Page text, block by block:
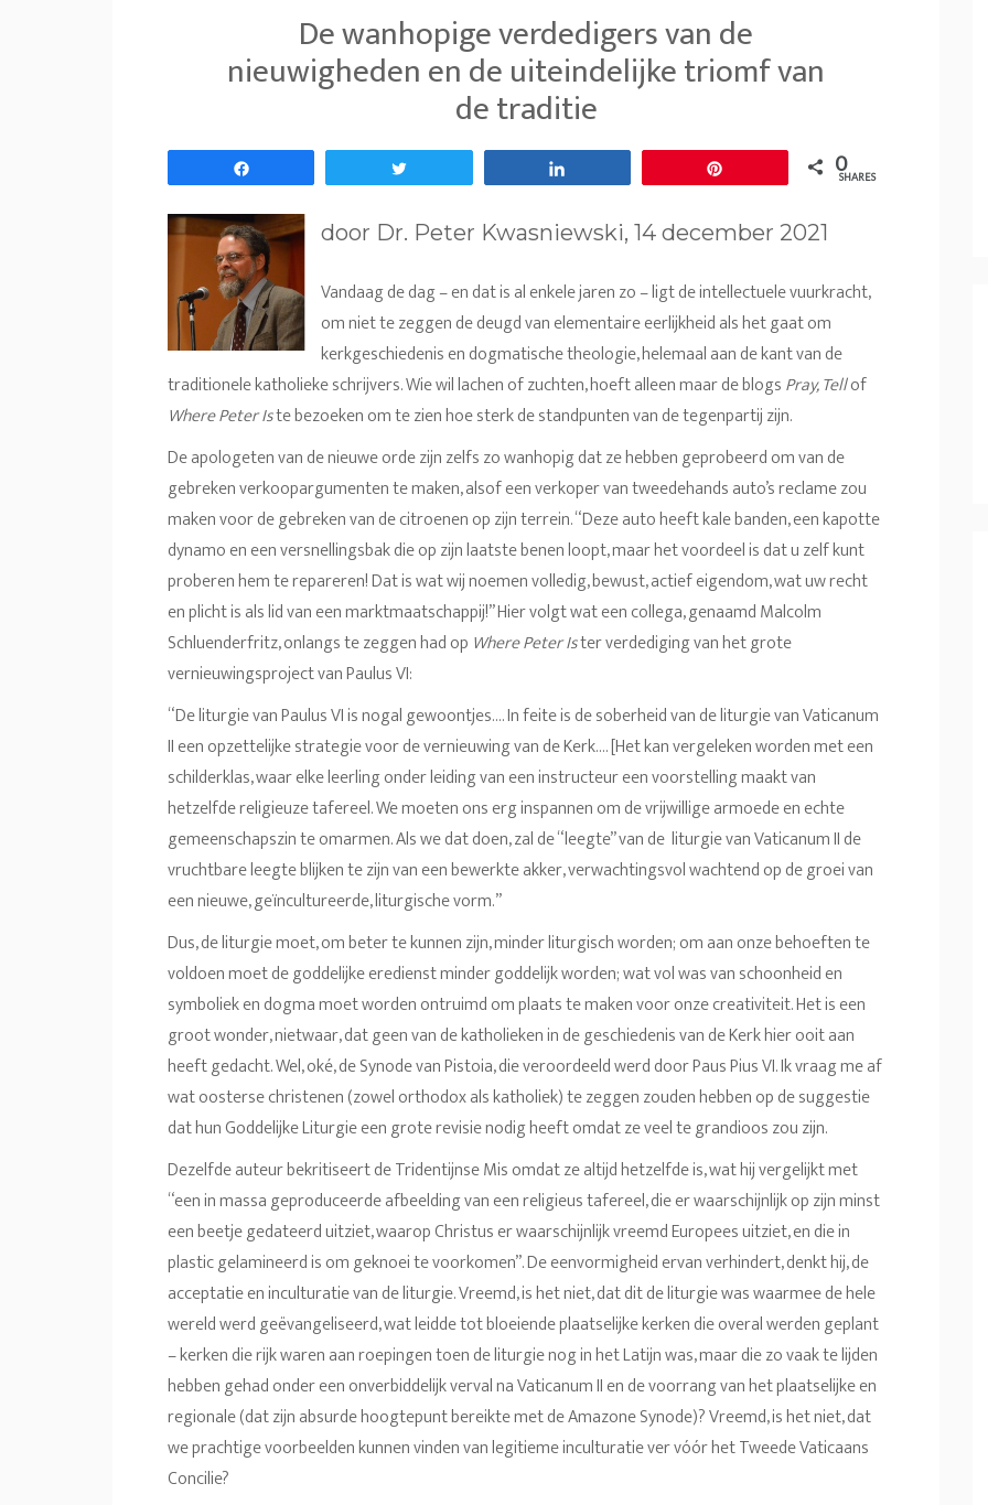
De wanhopige verdedigers van de
nieuwigheden en de uiteindelijke triomf van
de traditie
0
SHARES
door Dr. Peter Kwasniewski, 14 december 2021
Vandaag de dag – en dat is al enkele jaren zo – ligt de intellectuele vuurkracht,
om niet te zeggen de deugd van elementaire eerlijkheid als het gaat om
kerkgeschiedenis en dogmatische theologie, helemaal aan de kant van de
traditionele katholieke schrijvers. Wie wil lachen of zuchten, hoeft alleen maar de blogsPray, Tellof
Where PeterIste bezoeken om te zien hoe sterk de standpunten van de tegenpartij zijn.
De apologeten van de nieuwe orde zijn zelfs zo wanhopig dat ze hebben geprobeerd om van de
gebreken verkoopargumenten te maken, alsof een verkoper van tweedehands auto’s reclame zou
maken voor de gebreken van de citroenen op zijn terrein. “Deze auto heeft kale banden, een kapotte
dynamo en een versnellingsbak die op zijn laatste benen loopt, maar het voordeel is dat u zelf kunt
proberen hem te repareren! Dat is wat wij noemen volledig, bewust, actief eigendom, wat uw recht
en plicht is als lid van een marktmaatschappij!” Hier volgt wat een collega, genaamd Malcolm
Schluenderfritz, onlangs te zeggen had op Where Peter Ister verdediging van het grote
vernieuwingsproject van Paulus VI:
“De liturgie van Paulus VI is nogal gewoontjes…. In feite is de soberheid van de liturgie van Vaticanum
II een opzettelijke strategie voor de vernieuwing van de Kerk…. [Het kan vergeleken worden met een
schilderklas, waar elke leerling onder leiding van een instructeur een voorstelling maakt van
hetzelfde religieuze tafereel. We moeten ons erg inspannen om de vrijwillige armoede en echte
gemeenschapszin te omarmen. Als we dat doen, zal de “leegte” van de liturgie van Vaticanum II de
vruchtbare leegte blijken te zijn van een bewerkte akker, verwachtingsvol wachtend op de groei van
een nieuwe, geïncultureerde, liturgische vorm.”
Dus, de liturgie moet, om beter te kunnen zijn, minder liturgisch worden; om aan onze behoeften te
voldoen moet de goddelijke eredienst minder goddelijk worden; wat vol was van schoonheid en
symboliek en dogma moet worden ontruimd om plaats te maken voor onze creativiteit. Het is een
groot wonder, nietwaar, dat geen van de katholieken in de geschiedenis van de Kerk hier ooit aan
heeft gedacht. Wel, oké, de Synode van Pistoia, die veroordeeld werd door Paus Pius VI. Ik vraag me af
wat oosterse christenen (zowel orthodox als katholiek) te zeggen zouden hebben op de suggestie
dat hun Goddelijke Liturgie een grote revisie nodig heeft omdat ze veel te grandioos zou zijn.
Dezelfde auteur bekritiseert de Tridentijnse Mis omdat ze altijd hetzelfde is, wat hij vergelijkt met
“een in massa geproduceerde afbeelding van een religieus tafereel, die er waarschijnlijk op zijn minst
een beetje gedateerd uitziet, waarop Christus er waarschijnlijk vreemd Europees uitziet, en die in
plastic gelamineerd is om geknoei te voorkomen”. De eenvormigheid ervan verhindert, denkt hij, de
acceptatie en inculturatie van de liturgie. Vreemd, is het niet, dat dit de liturgie was waarmee de hele
wereld werd geëvangeliseerd, wat leidde tot bloeiende plaatselijke kerken die overal werden geplant
– kerken die rijk waren aan roepingen toen de liturgie nog in het Latijn was, maar die zo vaak te lijden
hebben gehad onder een onverbiddelijk verval na Vaticanum II en de voorrang van het plaatselijke en
regionale (dat zijn absurde hoogtepunt bereikte met de Amazone Synode)? Vreemd, is het niet, dat
we prachtige voorbeelden kunnen vinden van legitieme inculturatie ver vóór het Tweede Vaticaans
Concilie?